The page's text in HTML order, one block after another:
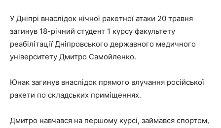
У Дніпрі внаслідок нічної ракетної атаки 20 травня
загинув 18-річний студент 1 курсу факультету
реабілітації Дніпровського державного медичного
університету Дмитро Самойленко.
Юнак загинув внаслідок прямого влучання російської
ракети по складських приміщеннях.
Дмитро навчався на першому курсі, займався спортом,